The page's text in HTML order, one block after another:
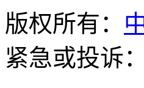
版权所有：
紧急或投诉